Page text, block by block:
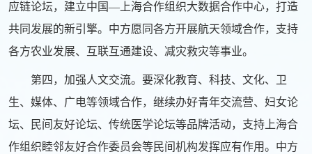
应链论坛，建立中国—上海合作组织大数据合作中心，打造
共同发展的新引擎。中方愿同各方开展航天领域合作，支持
各方农业发展、互联互通建设、减灾救灾等事业。
第四，加强人文交流。要深化教育、科技、文化、卫
生、媒体、广电等领域合作，继续办好青年交流营、妇女论
坛、民间友好论坛、传统医学论坛等品牌活动，支持上海合
作组织睦邻友好合作委员会等民间机构发挥应有作用。中方